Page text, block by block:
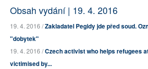
Obsah vydání | 19. 4. 2016
19. 4. 2016 /Zakladatel Pegidy jde před soud.
"dobytek"
19. 4. 2016 /Czech activist who helps refugees
victimised by...